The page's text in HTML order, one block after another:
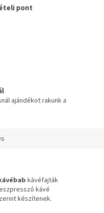
pont
ajándékot rakunk a
kávéfajták
kávé
készítenek.